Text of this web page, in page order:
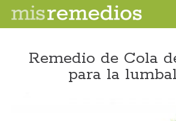
Remedio de Cola
para la